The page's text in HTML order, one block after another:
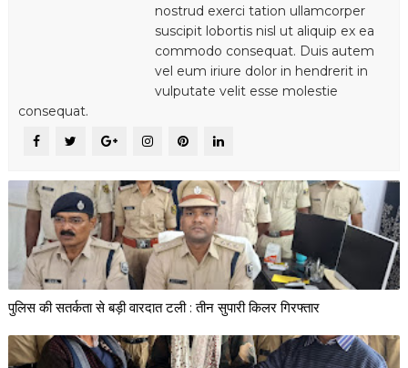
nostrud exerci tation ullamcorper
suscipit lobortis nisl ut aliquip ex ea
commodo consequat. Duis autem
vel eum iriure dolor in hendrerit in
vulputate velit esse molestie
consequat.
पुलिस की सतर्कता से बड़ी वारदात टली : तीन सुपारी किलर गिरफ्तार